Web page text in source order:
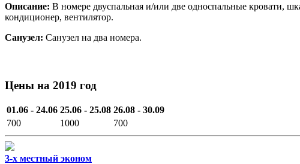
Описание: В номере двуспальная и/или две односпальные кровати,
кондиционер, вентилятор.
Санузел: Санузел на два номера.
Цены на 2019 год
01.06 - 24.06 25.06 - 25.08 26.08 - 30.09
700
1000 700
3-х местный эконом